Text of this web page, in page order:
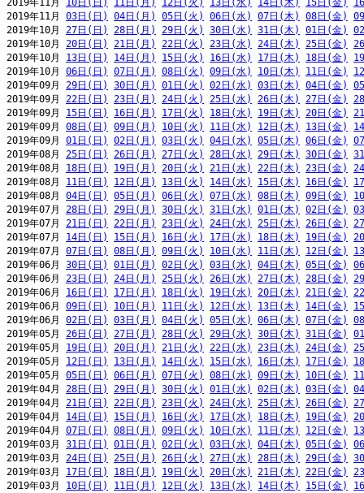
2019年11月 10日(日) 11日(月) 12日(火) 13日(水) 14日(木) 15日(金)
2019年11月 03日(日) 04日(月) 05日(火) 06日(水) 07日(木) 08日(金)
2019年10月 27日(日) 28日(月) 29日(火) 30日(水) 31日(木) 01日(金)
2019年10月 20日(日) 21日(月) 22日(火) 23日(水) 24日(木) 25日(金)
2019年10月 13日(日) 14日(月) 15日(火) 16日(水) 17日(木) 18日(金)
2019年10月 06日(日) 07日(月) 08日(火) 09日(水) 10日(木) 11日(金)
2019年09月 29日(日) 30日(月) 01日(火) 02日(水) 03日(木) 04日(金)
2019年09月 22日(日) 23日(月) 24日(火) 25日(水) 26日(木) 27日(金)
2019年09月 15日(日) 16日(月) 17日(火) 18日(水) 19日(木) 20日(金)
2019年09月 08日(日) 09日(月) 10日(火) 11日(水) 12日(木) 13日(金)
2019年09月 01日(日) 02日(月) 03日(火) 04日(水) 05日(木) 06日(金)
2019年08月 25日(日) 26日(月) 27日(火) 28日(水) 29日(木) 30日(金)
2019年08月 18日(日) 19日(月) 20日(火) 21日(水) 22日(木) 23日(金)
2019年08月 11日(日) 12日(月) 13日(火) 14日(水) 15日(木) 16日(金)
2019年08月 04日(日) 05日(月) 06日(火) 07日(水) 08日(木) 09日(金)
2019年07月 28日(日) 29日(月) 30日(火) 31日(水) 01日(木) 02日(金)
2019年07月 21日(日) 22日(月) 23日(火) 24日(水) 25日(木) 26日(金)
2019年07月 14日(日) 15日(月) 16日(火) 17日(水) 18日(木) 19日(金)
2019年07月 07日(日) 08日(月) 09日(火) 10日(水) 11日(木) 12日(金)
2019年06月 30日(日) 01日(月) 02日(火) 03日(水) 04日(木) 05日(金)
2019年06月 23日(日) 24日(月) 25日(火) 26日(水) 27日(木) 28日(金)
2019年06月 16日(日) 17日(月) 18日(火) 19日(水) 20日(木) 21日(金)
2019年06月 09日(日) 10日(月) 11日(火) 12日(水) 13日(木) 14日(金)
2019年06月 02日(日) 03日(月) 04日(火) 05日(水) 06日(木) 07日(金)
2019年05月 26日(日) 27日(月) 28日(火) 29日(水) 30日(木) 31日(金)
2019年05月 19日(日) 20日(月) 21日(火) 22日(水) 23日(木) 24日(金)
2019年05月 12日(日) 13日(月) 14日(火) 15日(水) 16日(木) 17日(金)
2019年05月 05日(日) 06日(月) 07日(火) 08日(水) 09日(木) 10日(金)
2019年04月 28日(日) 29日(月) 30日(火) 01日(水) 02日(木) 03日(金)
2019年04月 21日(日) 22日(月) 23日(火) 24日(水) 25日(木) 26日(金)
2019年04月 14日(日) 15日(月) 16日(火) 17日(水) 18日(木) 19日(金)
2019年04月 07日(日) 08日(月) 09日(火) 10日(水) 11日(木) 12日(金)
2019年03月 31日(日) 01日(月) 02日(火) 03日(水) 04日(木) 05日(金)
2019年03月 24日(日) 25日(月) 26日(火) 27日(水) 28日(木) 29日(金)
2019年03月 17日(日) 18日(月) 19日(火) 20日(水) 21日(木) 22日(金)
2019年03月 10日(日) 11日(月) 12日(火) 13日(水) 14日(木) 15日(金)